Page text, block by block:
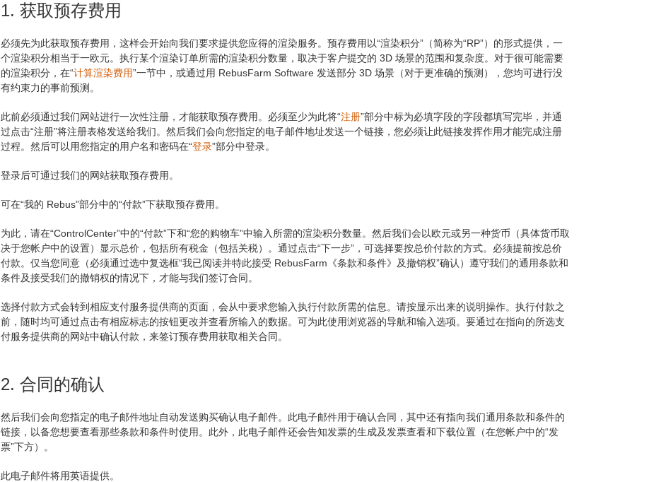
1. 获取预存费用
必须先为此获取预存费用，这样会开始向我们要求提供您应得的渲染服务。预存费用以“渲染积分”（简称为“RP”）的形式提供，一
个渲染积分相当于一欧元。执行某个渲染订单所需的渲染积分数量，取决于客户提交的 3D 场景的范围和复杂度。对于很可能需要
的渲染积分，在“计算渲染费用”一节中，或通过用 RebusFarm Software 发送部分 3D 场景（对于更准确的预测），您均可进行没
有约束力的事前预测。
此前必须通过我们网站进行一次性注册，才能获取预存费用。必须至少为此将“注册”部分中标为必填字段的字段都填写完毕，并通
过点击“注册”将注册表格发送给我们。然后我们会向您指定的电子邮件地址发送一个链接，您必须让此链接发挥作用才能完成注册
过程。然后可以用您指定的用户名和密码在“登录”部分中登录。
登录后可通过我们的网站获取预存费用。
可在“我的 Rebus”部分中的“付款”下获取预存费用。
为此，请在“ControlCenter”中的“付款”下和“您的购物车”中输入所需的渲染积分数量。然后我们会以欧元或另一种货币（具体货币取
决于您帐户中的设置）显示总价，包括所有税金（包括关税）。通过点击“下一步”，可选择要按总价付款的方式。必须提前按总价
付款。仅当您同意（必须通过选中复选框“我已阅读并特此接受 RebusFarm《条款和条件》及撤销权”确认）遵守我们的通用条款和
条件及接受我们的撤销权的情况下，才能与我们签订合同。
选择付款方式会转到相应支付服务提供商的页面，会从中要求您输入执行付款所需的信息。请按显示出来的说明操作。执行付款之
前，随时均可通过点击有相应标志的按钮更改并查看所输入的数据。可为此使用浏览器的导航和输入选项。要通过在指向的所选支
付服务提供商的网站中确认付款，来签订预存费用获取相关合同。
2. 合同的确认
然后我们会向您指定的电子邮件地址自动发送购买确认电子邮件。此电子邮件用于确认合同，其中还有指向我们通用条款和条件的
链接，以备您想要查看那些条款和条件时使用。此外，此电子邮件还会告知发票的生成及发票查看和下载位置（在您帐户中的“发
票”下方）。
此电子邮件将用英语提供。